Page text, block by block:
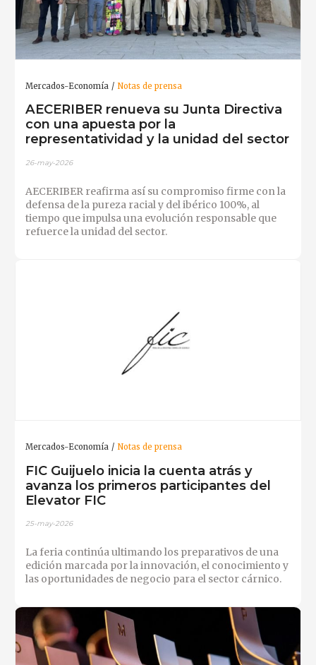
Mercados-Economía Notas de prensa
AECERIBER renueva su Junta Directiva
con una apuesta por la
representatividad y la unidad del sector
26-may-2026
AECERIBER reafirma así su compromiso firme con la
defensa de la pureza racial y del ibérico 100%, al
tiempo que impulsa una evolución responsable que
refuerce la unidad del sector.
Mercados-Economía Notas de prensa
FIC Guijuelo inicia la cuenta atrás y
avanza los primeros participantes del
Elevator FIC
25-may-2026
La feria continúa ultimando los preparativos de una
edición marcada por la innovación, el conocimiento y
las oportunidades de negocio para el sector cárnico.